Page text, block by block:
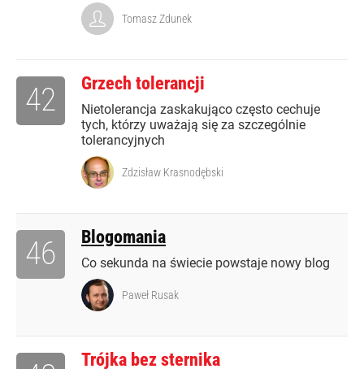
Tomasz Zdunek
Grzech tolerancji
Nietolerancja zaskakująco często cechuje
tych, którzy uważają się za szczególnie
tolerancyjnych
42
Zdzisław Krasnodębski
Blogomania
Co sekunda na świecie powstaje nowy blog
46
Paweł Rusak
Trójka bez sternika